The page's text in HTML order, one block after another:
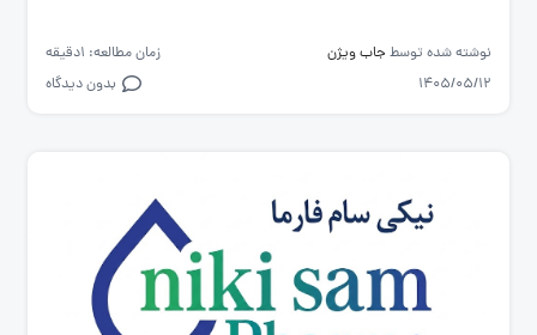
نوشته شده توسط جاب ویژن
زمان مطالعه: 1دقیقه
1405/05/12
بدون دیدگاه